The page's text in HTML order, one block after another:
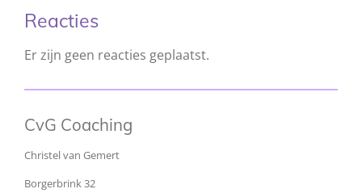
Reacties
Er zijn geen reacties geplaatst.
CvG Coaching
Christel van Gemert
Borgerbrink 32